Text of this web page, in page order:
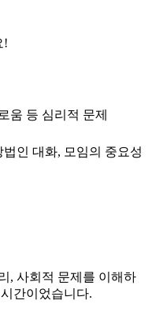
!
움 등 심리적 문제
인 대화, 모임의 중요성
, 사회적 문제를 이해하
간이었습니다.